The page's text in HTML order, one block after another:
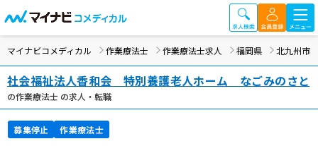
マイナビコメディカル 作業療法士 作業療法士求人 福岡県 北九州市
社会福祉法人香和会 特別養護老人ホーム なごみのさと
の作業療法士 の求人・転職
募集停止 作業療法士